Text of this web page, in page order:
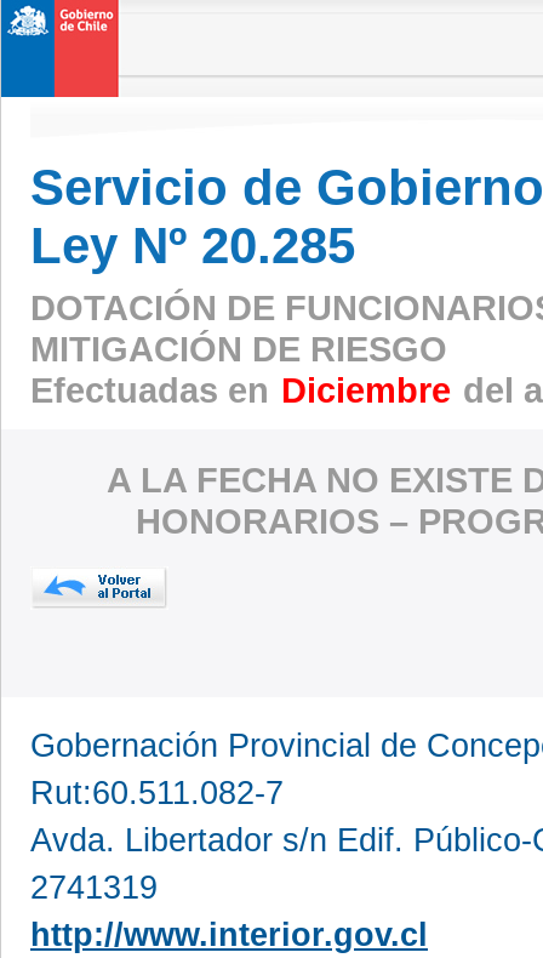
Servicio de
Ley Nº 20.285
DOTACIÓN DE
MITIGACIÓN DE RIESGO
Efectuadas en Diciembre del
A LA FECHA NO EXISTE
HONORARIOS –
Gobernación Provincial de
Rut:60.511.082-7
Avda. Libertador s/n Edif.
2741319
http://www.interior.gov.cl